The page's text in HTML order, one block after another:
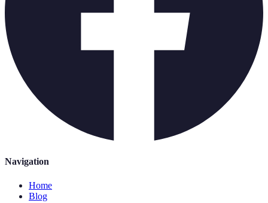
Navigation
Home
Blog